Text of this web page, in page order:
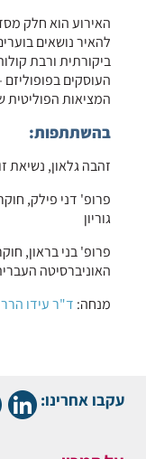
האירוע הוא חלק
להאיר נושאים
ביקורתית ורבת
העוסקים
המציאות הפוליטית
בהשתתפות:
זהבה גלאון, נשיאת
פרופ' דני פילק,
גוריון
פרופ' בני בראון,
האוניברסיטה
מנחה: ד"ר עידו
עקבו אחרינו: